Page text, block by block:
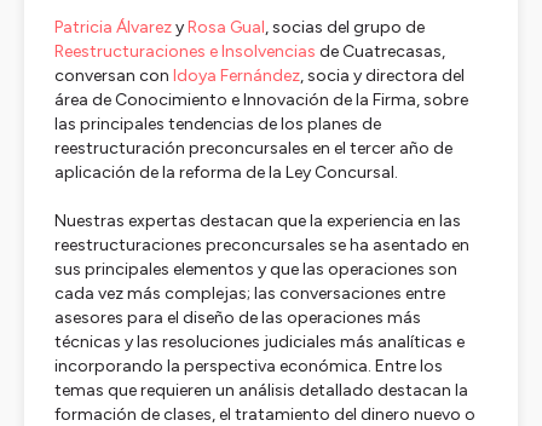
Patricia ÁlvarezyRosa Gual, socias del grupo de
Reestructuraciones e Insolvencias de Cuatrecasas,
conversan con Idoya Fernández, socia y directora del
área de Conocimiento e Innovación de la Firma, sobre
las principales tendencias de los planes de
reestructuración preconcursales en el tercer año de
aplicación de la reforma de la Ley Concursal.
Nuestras expertas destacan que la experiencia en las
reestructuraciones preconcursales se ha asentado en
sus principales elementos y que las operaciones son
cada vez más complejas; las conversaciones entre
asesores para el diseño de las operaciones más
técnicas y las resoluciones judiciales más analíticas e
incorporando la perspectiva económica. Entre los
temas que requieren un análisis detallado destacan la
formación de clases, el tratamiento del dinero nuevo o